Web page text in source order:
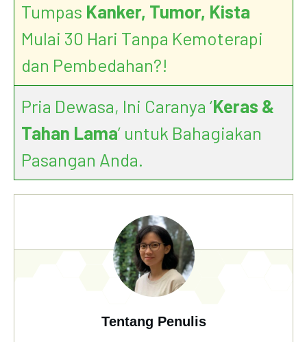
Tumpas Kanker, Tumor, Kista
Mulai 30 Hari Tanpa Kemoterapi
dan Pembedahan?!
Pria Dewasa, Ini Caranya ‘Keras &
Tahan Lama’ untuk Bahagiakan
Pasangan Anda.
Tentang Penulis